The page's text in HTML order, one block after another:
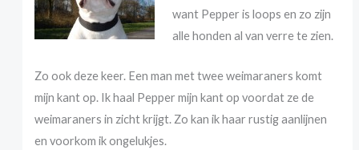
want Pepper is loops en zo zijn
alle honden al van verre te zien.
Zo ook deze keer. Een man met twee weimaraners komt
mijn kant op. Ik haal Pepper mijn kant op voordat ze de
weimaraners in zicht krijgt. Zo kan ik haar rustig aanlijnen
en voorkom ik ongelukjes.